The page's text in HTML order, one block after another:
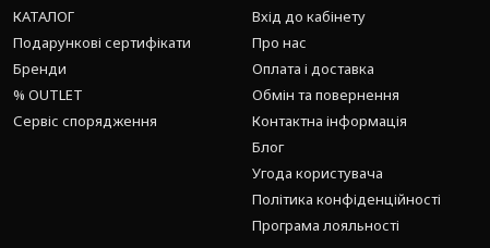
КАТАЛОГ
Подарункові сертифікати
Бренди
% OUTLET
Сервіс спорядження
Вхід до кабінету
Про нас
Оплата і доставка
Обмін та повернення
Контактна інформація
Блог
Угода користувача
Політика конфіденційності
Програма лояльності